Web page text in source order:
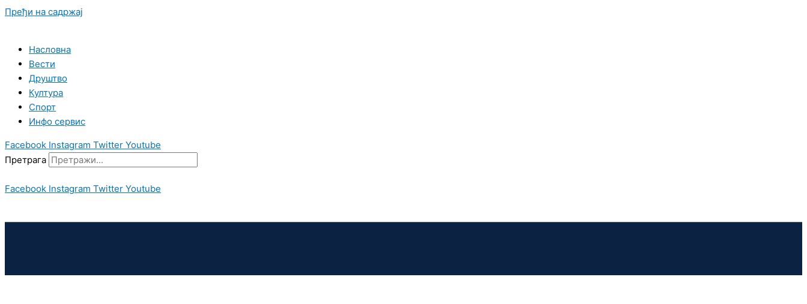
Пређи на садржај
Насловна
Вести
Друштво
Култура
Спорт
Инфо сервис
Facebook Instagram Twitter Youtube
Претрага
Facebook Instagram Twitter Youtube